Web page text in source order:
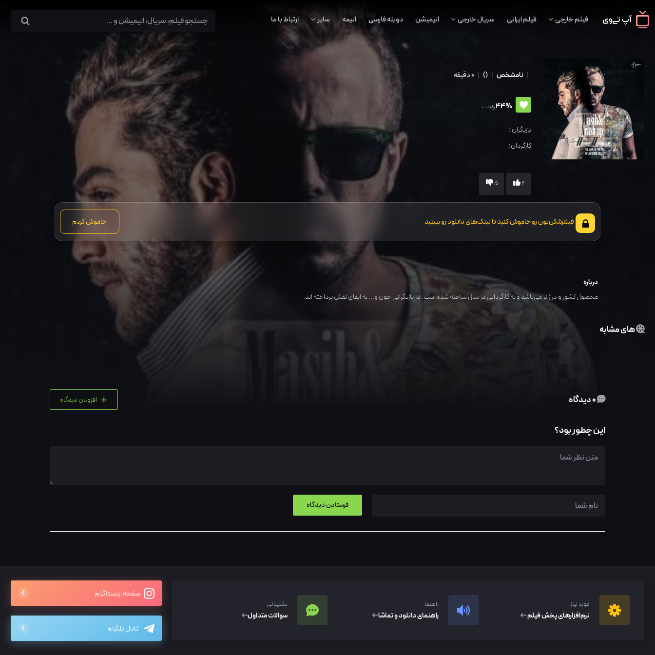
فیلم خارجی فیلم ایرانی سریال خارجی انیمیشن دوبله فارسی انیمه سایر ارتباط با ما
| نامشخص |
()
|
44%رضایت
بازیگران :
کارگردان:
4
5
فیلترشکن‌تون رو خاموش کنید تا لینک‌های دانلود رو ببینید خاموش کردم
درباره
محصول کشور و در ژانر می‌باشد و به کارگردانی در سال ساخته شده است. در بازیگرانی چون و... به ایفای نقش پرداخته اند.
های مشابه
0 دیدگاه + افزودن دیدگاه
این چطور بود؟
مورد نیاز
نرم‌افزار‌های پخش فیلم
راهنما
راهنمای دانلود و تماشا
پشتیبانی
سوالات متداول
صفحه اینستاگرام
کانال تلگرام